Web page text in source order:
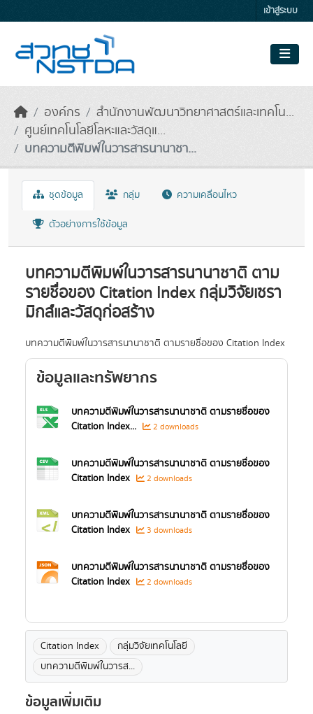
เข้าสู่ระบบ
องค์กร
สำนักงานพัฒนาวิทยาศาสตร์และเทคโน...
ศูนย์เทคโนโลยีโลหะและวัสดุแ...
บทความตีพิมพ์ในวารสารนานาชา...
ชุดข้อมูล กลุ่ม ความเคลื่อนไหว
ตัวอย่างการใช้ข้อมูล
บทความตีพิมพ์ในวารสารนานาชาติ ตาม
รายชื่อของ Citation Index กลุ่มวิจัยเซรา
มิกส์และวัสดุก่อสร้าง
บทความตีพิมพ์ในวารสารนานาชาติ ตามรายชื่อของ Citation Index
ข้อมูลและทรัพยากร
บทความตีพิมพ์ในวารสารนานาชาติ ตามรายชื่อของ
Citation Index...
2 downloads
บทความตีพิมพ์ในวารสารนานาชาติ ตามรายชื่อของ
Citation Index
2 downloads
บทความตีพิมพ์ในวารสารนานาชาติ ตามรายชื่อของ
Citation Index
3 downloads
บทความตีพิมพ์ในวารสารนานาชาติ ตามรายชื่อของ
Citation Index
2 downloads
Citation Index
กลุ่มวิจัยเทคโนโลยี
บทความตีพิมพ์ในวารส...
ข้อมูลเพิ่มเติม